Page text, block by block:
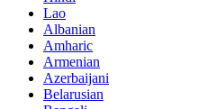
Lao
Albanian
Amharic
Armenian
Azerbaijani
Belarusian